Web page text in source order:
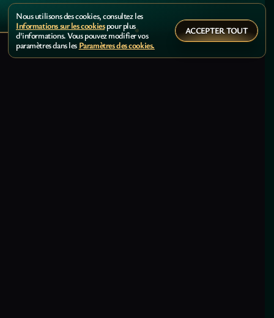
Nous utilisons des cookies, consultez les
Informations sur les cookiespour plus
d'informations. Vous pouvez modifier vos
paramètres dans les Paramètres des cookies.
ACCEPTER TOUT